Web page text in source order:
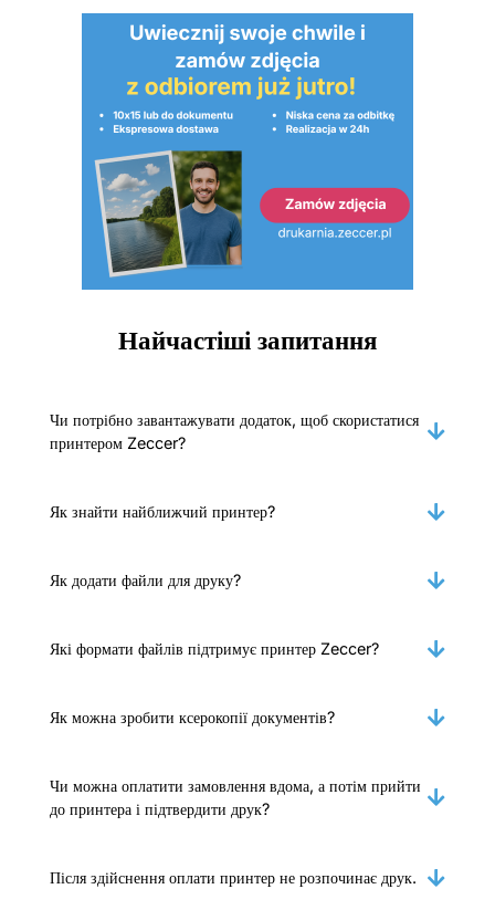
Найчастіші запитання
Чи потрібно завантажувати додаток, щоб скористатися
принтером Zeccer?
Як знайти найближчий принтер?
Як додати файли для друку?
Які формати файлів підтримує принтер Zeccer?
Як можна зробити ксерокопії документів?
Чи можна оплатити замовлення вдома, а потім прийти
до принтера і підтвердити друк?
Після здійснення оплати принтер не розпочинає друк.